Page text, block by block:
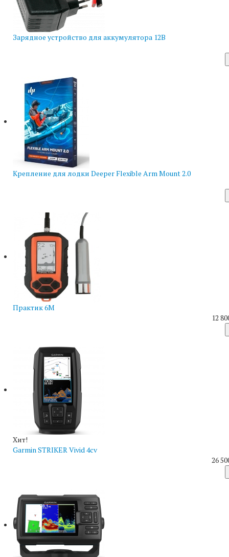
Зарядное устройство для аккумулятора 12В
Крепление для лодки Deeper Flexible Arm Mount 2.0
Практик 6М
12
Хит!
Garmin STRIKER Vivid 4cv
26